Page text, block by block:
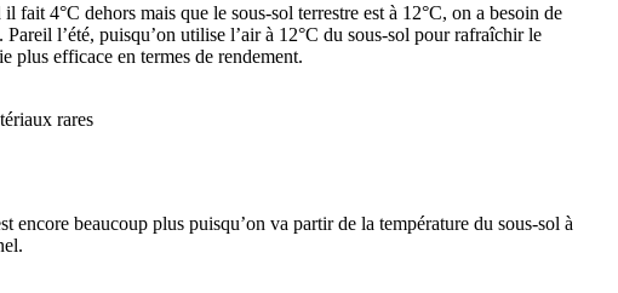
4°C dehors mais que le sous-sol terrestre est à 12°C, on a besoin de
l’été, puisqu’on utilise l’air à 12°C du sous-sol pour rafraîchir le
plus efficace en termes de rendement.
rares
beaucoup plus puisqu’on va partir de la température du sous-sol à